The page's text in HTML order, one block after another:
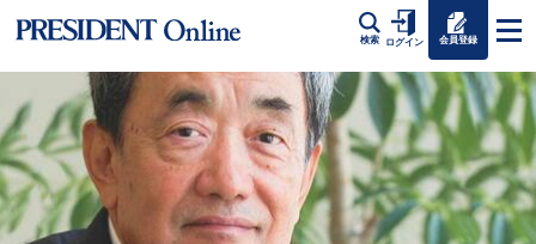
検索 ログイン 会員登録